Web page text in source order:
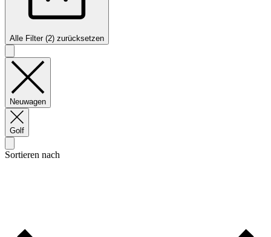
Alle Filter (2) zurücksetzen
Neuwagen
Golf
Sortieren nach